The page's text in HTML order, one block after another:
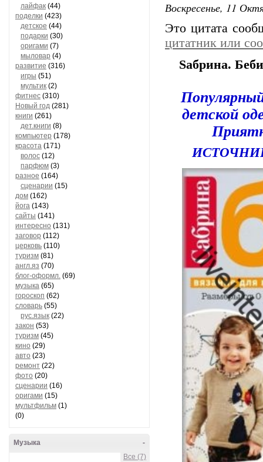
лайфак (44)
поделки (423)
детское (44)
подарки (30)
оригами (7)
мыловар (4)
развитие (316)
игры (51)
мультик (2)
фитнес (310)
Новый год (281)
книги (261)
дет.книги (8)
компьютер (178)
красота (171)
волос (12)
парфюм (3)
разное (164)
сценарии (15)
дом (162)
йога (143)
сайты (141)
интересно (131)
заговор (112)
церковь (110)
туризм (81)
англ.яз (70)
блог-оформл. (69)
музыка (65)
гороскоп (62)
словарь (55)
рус.язык (22)
закон (53)
туризм (45)
кино (29)
авто (23)
ремонт (22)
фото (20)
сценарии (16)
оригами (15)
мультфильм (1)
(0)
-
Музыка
Все (7)
Воскресенье, 11
Это цитата
цитатник или
Sабрина.
детской